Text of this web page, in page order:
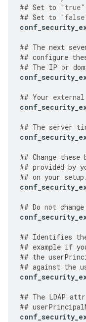
## Set to "true"
## Set to
## The next
## configure
## The IP or
## Your external
## The server
## Change these
## provided by
## on your setup .
## Do not change
## Identifies
## example if
## the
## against the
## The LDAP
##